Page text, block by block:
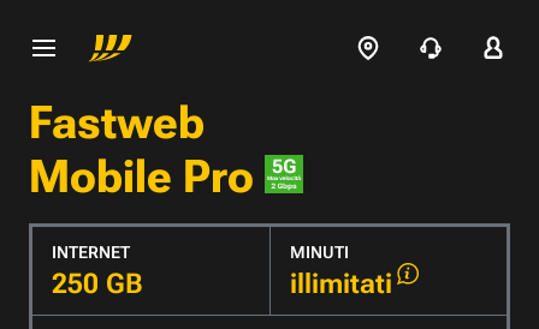
Fastweb
Mobile Pro
INTERNET
250 GB
MINUTI
illimitati